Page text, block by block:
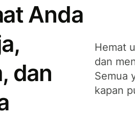
Anda
dan
Hemat
dan
Semua
kapan